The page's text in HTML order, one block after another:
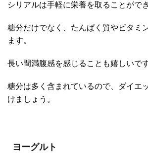
シリアルは手軽に栄養を取ることがで
糖分だけでなく、たんぱく質やビタミ
ます。
長い間満腹感を感じることも嬉しいです
糖分は多く含まれているので、ダイエ
けましょう。
ヨーグルト